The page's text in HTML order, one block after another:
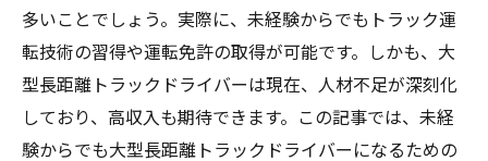
多いことでしょう。実際に、未経験からでもトラック運
転技術の習得や運転免許の取得が可能です。しかも、大
型長距離トラックドライバーは現在、人材不足が深刻化
しており、高収入も期待できます。この記事では、未経
験からでも大型長距離トラックドライバーになるための